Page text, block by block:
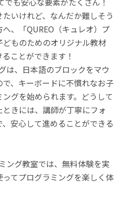
たいけれど、なんだか難しそう
、「QUREO（キュレオ）プ
ものためのオリジナル教材
ことができます！
は、日本語のブロックをマウ
、キーボードに不慣れなお子
グを始められます。どうして
きには、講師が丁寧にフォ
安心して進めることができる
ング教室では、無料体験を実
てプログラミングを楽しく体